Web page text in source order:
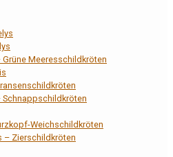
Meeresschildkröten
Schnappschildkröten
Weichschildkröten
– Zierschildkröten